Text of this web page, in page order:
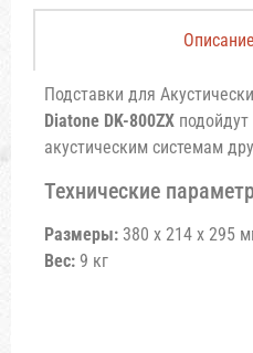
Подставки для
Diatone DK-800ZX
акустическим системам
Технические
Размеры: 380 x 214 x 295
Вес: 9 кг